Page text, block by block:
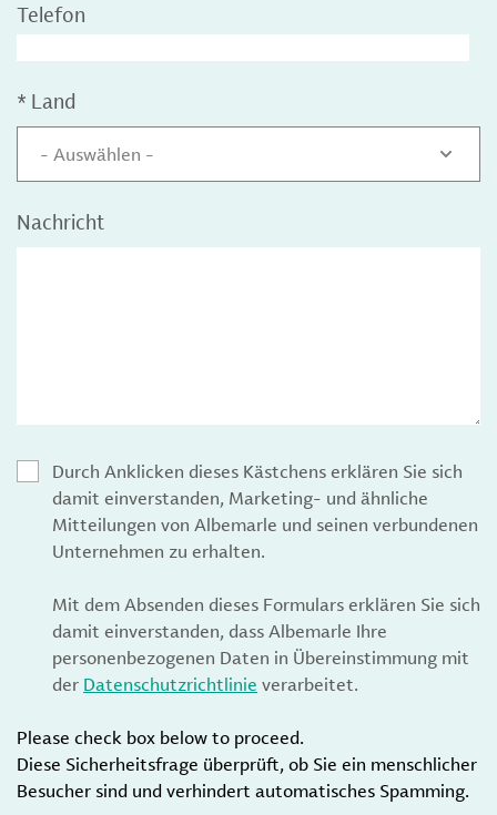
Telefon
* Land
- Auswählen -
Nachricht
Durch Anklicken dieses Kästchens erklären Sie sich
damit einverstanden, Marketing- und ähnliche
Mitteilungen von Albemarle und seinen verbundenen
Unternehmen zu erhalten.
Mit dem Absenden dieses Formulars erklären Sie sich
damit einverstanden, dass Albemarle Ihre
personenbezogenen Daten in Übereinstimmung mit
der Datenschutzrichtlinie verarbeitet.
Please check box below to proceed.
Diese Sicherheitsfrage überprüft, ob Sie ein menschlicher
Besucher sind und verhindert automatisches Spamming.